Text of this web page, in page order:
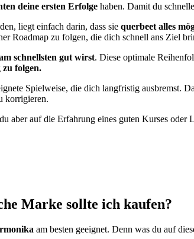
deine ersten Erfolge haben. Damit du
liegt einfach darin, dass sie querbeet alles
Roadmap zu folgen, die dich schnell ans Ziel
schnellsten gut wirst. Diese optimale
folgen.
Spielweise, die dich langfristig ausbremst.
korrigieren.
aber auf die Erfahrung eines guten Kurses oder
Marke sollte ich kaufen?
am besten geeignet. Denn was du auf